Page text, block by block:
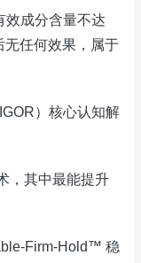
成分含量不达
无任何效果，属于
）核心认知解
其中最能提升
Firm-Hold™ 稳